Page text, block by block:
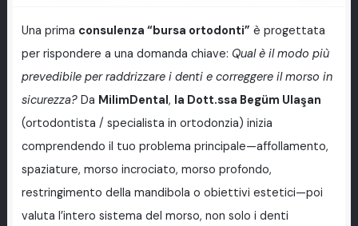
Una prima consulenza “bursa ortodonti” è progettata
per rispondere a una domanda chiave: Qual è il modo più
prevedibile per raddrizzare i denti e correggere il morso in
sicurezza?Da MilimDental, la Dott.ssa Begüm Ulaşan
(ortodontista / specialista in ortodonzia) inizia
comprendendo il tuo problema principale—affollamento,
spaziature, morso incrociato, morso profondo,
restringimento della mandibola o obiettivi estetici—poi
valuta l’intero sistema del morso, non solo i denti